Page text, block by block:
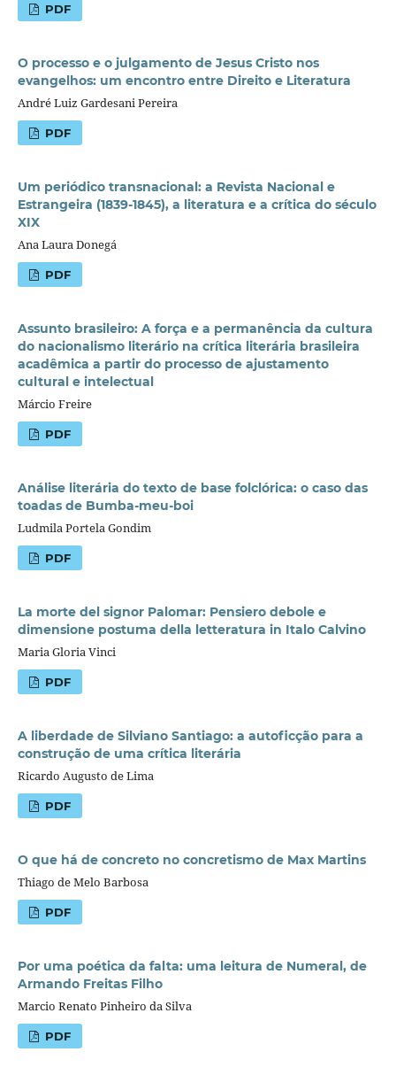
PDF
O processo e o julgamento de Jesus Cristo nos
evangelhos: um encontro entre Direito e Literatura
André Luiz Gardesani Pereira
PDF
Um periódico transnacional: a Revista Nacional e
Estrangeira (1839-1845), a literatura e a crítica do século
XIX
Ana Laura Donegá
PDF
Assunto brasileiro: A força e a permanência da cultura
do nacionalismo literário na crítica literária brasileira
acadêmica a partir do processo de ajustamento
cultural e intelectual
Márcio Freire
PDF
Análise literária do texto de base folclórica: o caso das
toadas de Bumba-meu-boi
Ludmila Portela Gondim
PDF
La morte del signor Palomar: Pensiero debole e
dimensione postuma della letteratura in Italo Calvino
Maria Gloria Vinci
PDF
A liberdade de Silviano Santiago: a autoficção para a
construção de uma crítica literária
Ricardo Augusto de Lima
PDF
O que há de concreto no concretismo de Max Martins
Thiago de Melo Barbosa
PDF
Por uma poética da falta: uma leitura de Numeral, de
Armando Freitas Filho
Marcio Renato Pinheiro da Silva
PDF